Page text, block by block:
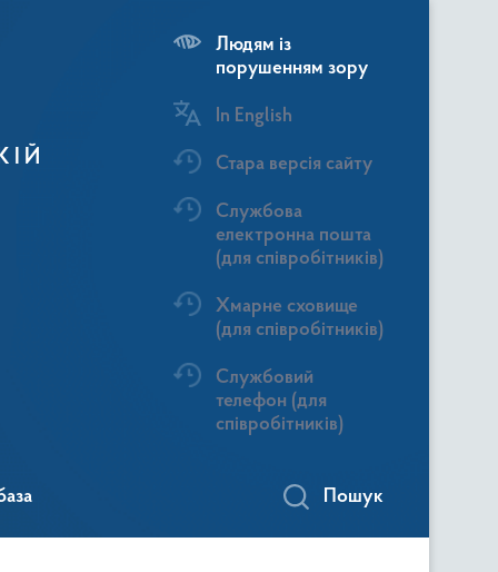
Людям із
порушенням зору
In English
Стара версія сайту
Службова
електронна пошта
(для співробітників)
Хмарне сховище
(для співробітників)
Службовий
телефон (для
співробітників)
Пошук